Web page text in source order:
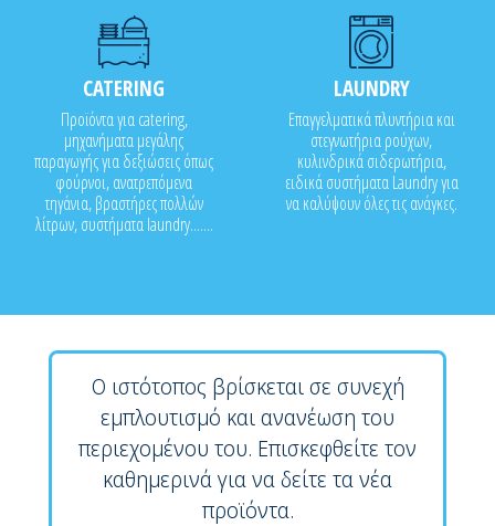
CATERING
Προϊόντα για catering,
μηχανήματα μεγάλης
παραγωγής για δεξιώσεις όπως
φούρνοι, ανατρεπόμενα
τηγάνια, βραστήρες πολλών
λίτρων, συστήματα laundry.......
LAUNDRY
Επαγγελματικά πλυντήρια και
στεγνωτήρια ρούχων,
κυλινδρικά σιδερωτήρια,
ειδικά συστήματα Laundry για
να καλύψουν όλες τις ανάγκες.
Ο ιστότοπος βρίσκεται σε συνεχή
εμπλουτισμό και ανανέωση του
περιεχομένου του. Επισκεφθείτε τον
καθημερινά για να δείτε τα νέα
προϊόντα.